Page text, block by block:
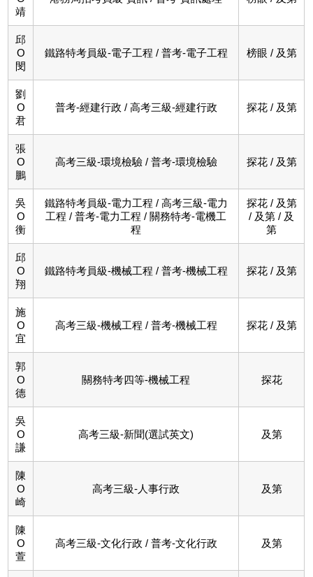
靖
邱
O
閔
鐵路特考員級-電子工程 / 普考-電子工程 榜眼 / 及第
劉
O
君
普考-經建行政 / 高考三級-經建行政 探花 / 及第
張
O
鵬
高考三級-環境檢驗 / 普考-環境檢驗 探花 / 及第
吳
O
衡
鐵路特考員級-電力工程 / 高考三級-電力
工程 / 普考-電力工程 / 關務特考-電機工
程
探花 / 及第
/ 及第 / 及
第
邱
O
翔
鐵路特考員級-機械工程 / 普考-機械工程 探花 / 及第
施
O
宜
高考三級-機械工程 / 普考-機械工程 探花 / 及第
郭
O
德
關務特考四等-機械工程 探花
吳
O
謙
高考三級-新聞(選試英文) 及第
陳
O
崎
高考三級-人事行政 及第
陳
O
萱
高考三級-文化行政 / 普考-文化行政 及第